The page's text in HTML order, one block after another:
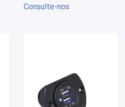
VOLTIMETRO/USB
Consulte-nos